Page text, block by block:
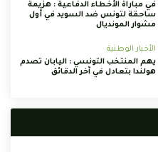
في مباراة الأخطاء الدفاعية : هزيمة
ساحقة لتونس ضد السويد في أول
مشوار المونديال
الأخبار الوطنية
يهم المنتخب التونسي : اليابان تصدم
هولندا بتعادل في آخر الدقائق